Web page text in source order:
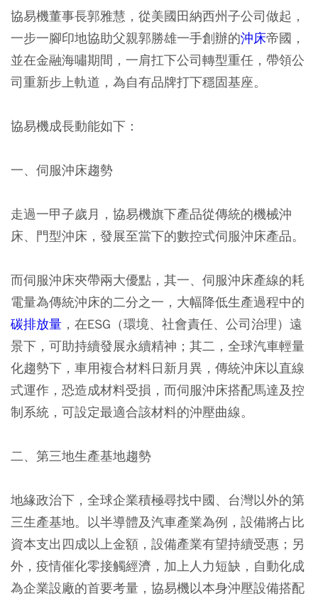
協易機董事長郭雅慧，從美國田納西州子公司做起，
一步一腳印地協助父親郭勝雄一手創辦的沖床帝國，
並在金融海嘯期間，一肩扛下公司轉型重任，帶領公
司重新步上軌道，為自有品牌打下穩固基座。
協易機成長動能如下：
一、伺服沖床趨勢
走過一甲子歲月，協易機旗下產品從傳統的機械沖
床、門型沖床，發展至當下的數控式伺服沖床產品。
而伺服沖床夾帶兩大優點，其一、伺服沖床產線的耗
電量為傳統沖床的二分之一，大幅降低生產過程中的
碳排放量 ，在ESG（環境、社會責任、公司治理）遠
景下，可助持續發展永續精神；其二，全球汽車輕量
化趨勢下，車用複合材料日新月異，傳統沖床以直線
式運作，恐造成材料受損，而伺服沖床搭配馬達及控
制系統，可設定最適合該材料的沖壓曲線。
二、第三地生產基地趨勢
地緣政治下，全球企業積極尋找中國、台灣以外的第
三生產基地。以半導體及汽車產業為例，設備將占比
資本支出四成以上金額，設備產業有望持續受惠；另
外，疫情催化零接觸經濟，加上人力短缺，自動化成
為企業設廠的首要考量，協易機以本身沖壓設備搭配